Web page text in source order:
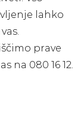
lahko
prave
na 080 16 12.